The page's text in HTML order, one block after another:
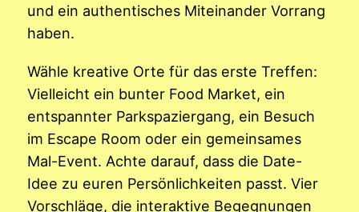
und ein authentisches Miteinander Vorrang
haben.
Wähle kreative Orte für das erste Treffen:
Vielleicht ein bunter Food Market, ein
entspannter Parkspaziergang, ein Besuch
im Escape Room oder ein gemeinsames
Mal-Event. Achte darauf, dass die Date-
Idee zu euren Persönlichkeiten passt. Vier
Vorschläge, die interaktive Begegnungen